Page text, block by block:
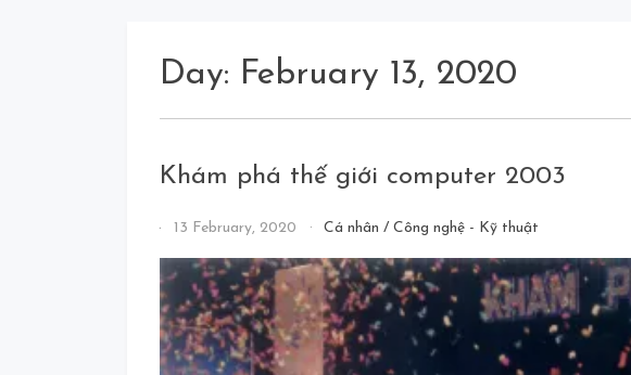
Day: February 13, 2020
Khám phá thế giới computer 2003
By
Joker
13 February, 2020 Cá nhân /Công nghệ - Kỹ thuật
Comment
on
Khám
phá
thế